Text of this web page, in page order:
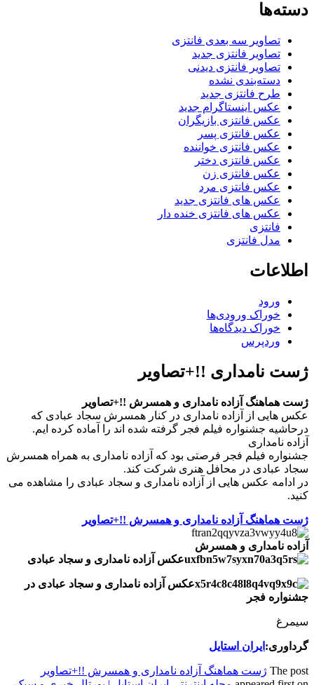
دسته‌ها
تصاویر سه بعدی فانتزی
تصاویر فانتزی جدید
تصاویر فانتزی دیدنی
دسته‌بندی نشده
طرح فانتزی جدید
عکس اینستاگرام جدید
عکس فانتزی بازیگران
عکس فانتزی پسر
عکس فانتزی خواننده
عکس فانتزی دختر
عکس فانتزی زن
عکس فانتزی مرد
عکس های فانتزی جدید
عکس های فانتزی خنده دار
فانتزی
مدل فانتزی
اطلاعات
ورود
خوراک ورودی‌ها
خوراک دیدگاه‌ها
وردپرس
ژست نامداری !!+تصاویر
ژست هماهنگ آزاده نامداری و همسرش !!+تصاویر
عکس هایی از آزاده نامداری در کنار همسرش سجاد عبادی که
درحاشیه جشنواره فیلم فجر گرفته شده اند را آماده کرده ایم.
آزاده نامداری
جشنواره فیلم فجر فرصتی بود که آزاده نامداری به همراه همسرش
سجاد عبادی در محافل هنری شرکت کند.
در ادامه عکس هایی از آزاده نامداری و سجاد عبادی را مشاهده می
کنید.
ژست هماهنگ آزاده نامداری و همسرش !!+تصاویر
آزاده نامداری و همسرش
عکس آزاده نامداری و سجاد عبادی
عکس آزاده نامداری و سجاد عبادی در
جشنواره فجر
سیمرغ
گرداوری: ایران استایل
The post ژست هماهنگ آزاده نامداری و همسرش !!+تصاویر